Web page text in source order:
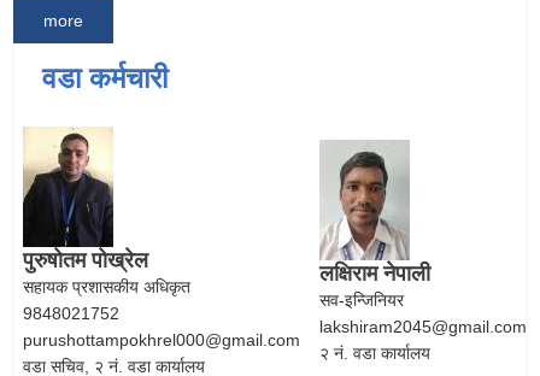
more
वडा कर्मचारी
पुरुषोतम पोख्रेल
सहायक प्रशासकीय अधिकृत
9848021752
purushottampokhrel000@gmail.com
वडा सचिव, २ नं. वडा कार्यालय
लक्षिराम नेपाली
सव-इन्जिनियर
lakshiram2045@gmail.com
२ नं. वडा कार्यालय